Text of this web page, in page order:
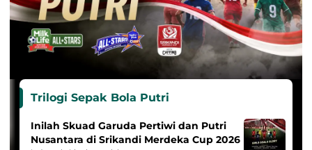
Trilogi Sepak Bola Putri
Inilah Skuad Garuda Pertiwi dan Putri
Nusantara di Srikandi Merdeka Cup 2026